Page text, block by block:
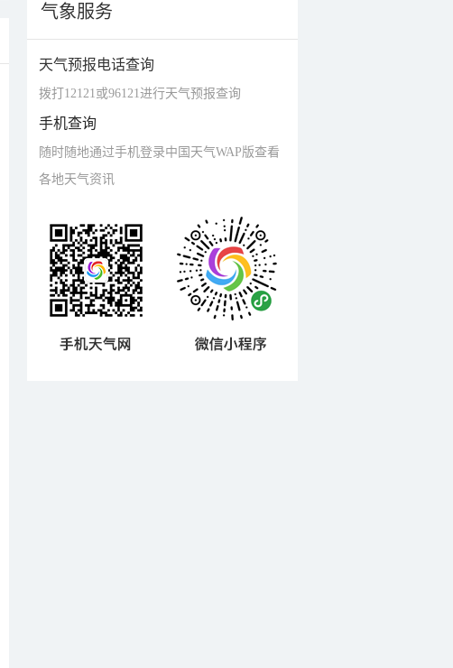
气象服务
天气预报电话查询
拨打12121或96121进行天气预报查询
手机查询
随时随地通过手机登录中国天气WAP版查看
各地天气资讯